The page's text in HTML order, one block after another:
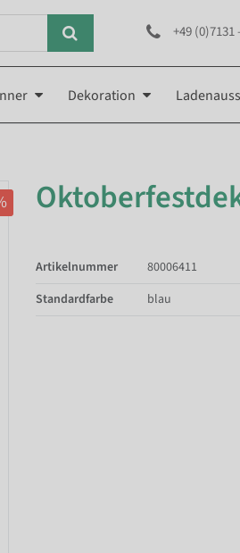
+49 (0)7131
Dekoration
Artikelnummer
80006411
Standardfarbe
blau